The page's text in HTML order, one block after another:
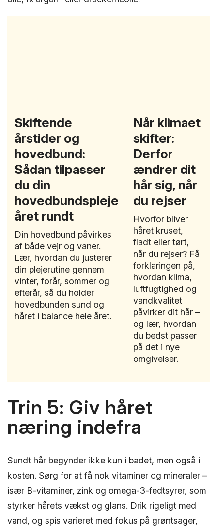
Skiftende
årstider og
hovedbund:
Sådan tilpasser
du din
hovedbundspleje
året rundt
Din hovedbund påvirkes
af både vejr og vaner.
Lær, hvordan du justerer
din plejerutine gennem
vinter, forår, sommer og
efterår, så du holder
hovedbunden sund og
håret i balance hele året.
Når klimaet
skifter:
Derfor
ændrer dit
hår sig, når
du rejser
Hvorfor bliver
håret kruset,
fladt eller tørt,
når du rejser? Få
forklaringen på,
hvordan klima,
luftfugtighed og
vandkvalitet
påvirker dit hår –
og lær, hvordan
du bedst passer
på det i nye
omgivelser.
Trin 5: Giv håret
næring indefra
Sundt hår begynder ikke kun i badet, men også i
kosten. Sørg for at få nok vitaminer og mineraler –
især B-vitaminer, zink og omega-3-fedtsyrer, som
styrker hårets vækst og glans. Drik rigeligt med
vand, og spis varieret med fokus på grøntsager,